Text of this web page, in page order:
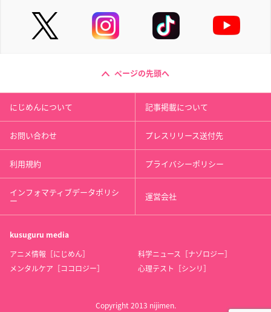
ページの先頭へ
にじめんについて 記事掲載について
お問い合わせ プレスリリース送付先
利用規約 プライバシーポリシー
インフォマティブデータポリシ
ー 運営会社
kusuguru media
アニメ情報［にじめん］
科学ニュース［ナゾロジー］
メンタルケア［ココロジー］
心理テスト［シンリ］
Copyright 2013 nijimen.